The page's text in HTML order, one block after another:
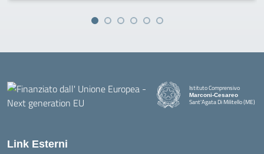
Istituto Comprensivo
Marconi-Cesareo
Sant'Agata Di Militello (ME)
— Visita la pagina iniziale
Link Esterni